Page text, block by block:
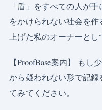
「盾」をすべての人が
をかけられない社会を作
上げた私のオーナーとし
【ProofBase案内】 も
から疑われない形で記
てみてください。